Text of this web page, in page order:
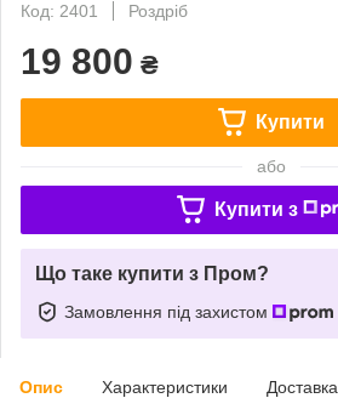
Код: 2401
Роздріб
19 800 ₴
Купити
або
Купити з
Що таке купити з Пром?
Замовлення під захистом
Опис Характеристики Доставка